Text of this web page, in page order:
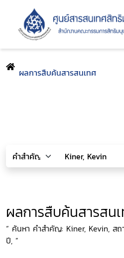
ผลการสืบค้นสารสนเทศ
ผลการสืบค้นสารสน
“ ค้นหา คำสำคัญ: Kiner, Kevin, สถ
ปี, ”